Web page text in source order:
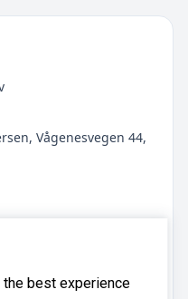
Vågenesvegen 44,
best experience